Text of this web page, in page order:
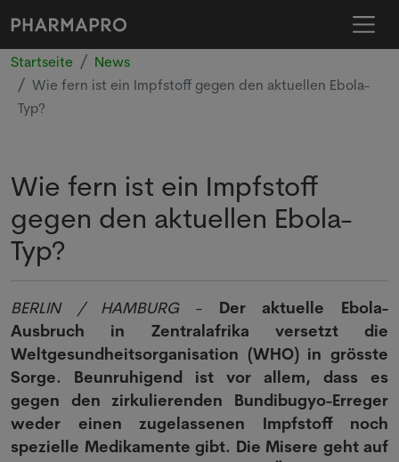
Startseite
News
Wie fern ist ein Impfstoff gegen den aktuellen Ebola-
Typ?
Wie fern ist ein Impfstoff
gegen den aktuellen Ebola-
Typ?
BERLIN / HAMBURG- Der aktuelle Ebola-
Ausbruch in Zentralafrika versetzt die
Weltgesundheitsorganisation (WHO) in grösste
Sorge. Beunruhigend ist vor allem, dass es
gegen den zirkulierenden Bundibugyo-Erreger
weder einen zugelassenen Impfstoff noch
spezielle Medikamente gibt. Die Misere geht auf